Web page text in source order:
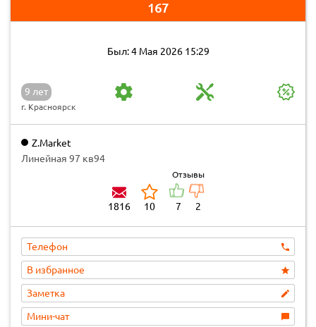
167
Был: 4 Мая 2026 15:29
9 лет
г. Красноярск
Z.Market
Линейная 97 кв94
1816 10
Отзывы
7 2
Телефон
В избранное
Заметка
Мини-чат